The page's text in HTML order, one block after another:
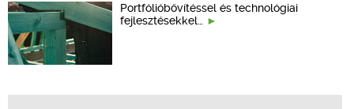
Portfólióbővítéssel és technológiai
fejlesztésekkel…